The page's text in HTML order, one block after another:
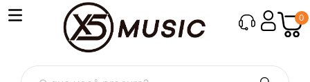
0
O que você procura?